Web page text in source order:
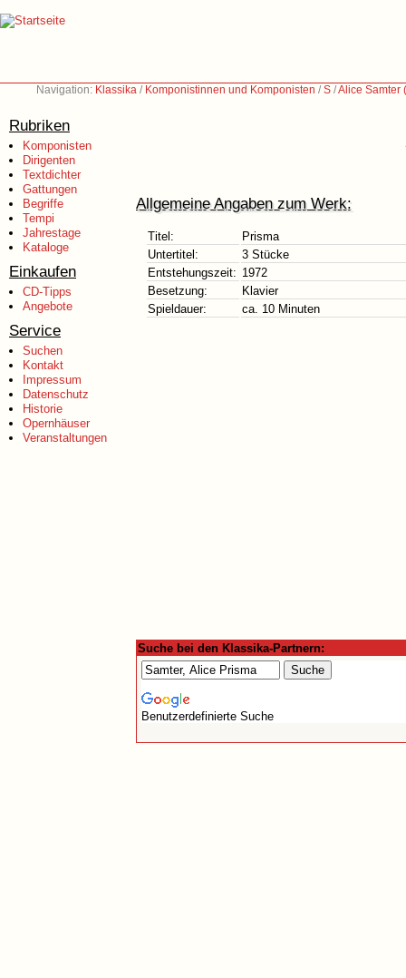
Navigation: Klassika / Komponistinnen und Komponisten /S /Alice Samter
Rubriken
Komponisten
Dirigenten
Textdichter
Gattungen
Begriffe
Tempi
Jahrestage
Kataloge
Einkaufen
CD-Tipps
Angebote
Service
Suchen
Kontakt
Impressum
Datenschutz
Historie
Opernhäuser
Veranstaltungen
Allgemeine Angaben zum Werk:
Titel:
Prisma
Untertitel:
3 Stücke
Entstehungszeit: 1972
Besetzung:
Klavier
Spieldauer:
ca. 10 Minuten
Suche bei den Klassika-Partnern:
Benutzerdefinierte Suche